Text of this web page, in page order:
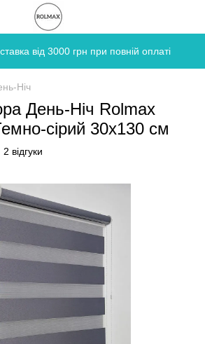
від 3000 грн при повній оплаті
Ніч
День-Ніч Rolmax
сірий 30х130 см
2 відгуки